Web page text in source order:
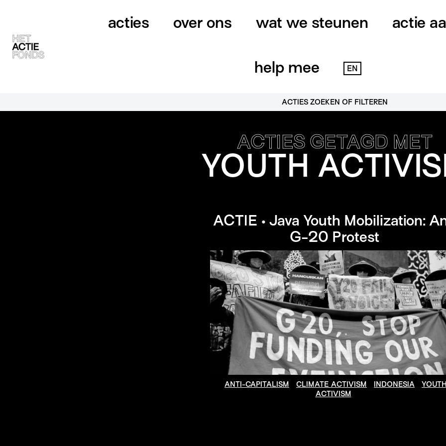
acties over ons wat we steunen actie
help mee EN
ACTIES ZOEKEN OF FILTEREN
ACTIES GETAGD MET
YOUTH
ACTIE • Java Youth Mobilization:
G-20 Protest
ANTI-CAPITALISM CLIMATE ACTIVISM INDONESIA
ACTIVISM